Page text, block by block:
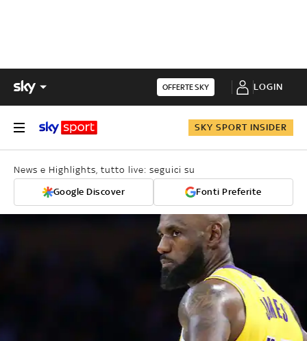
OFFERTE SKY LOGIN
SKY SPORT INSIDER
News e Highlights, tutto live: seguici su
Google Discover Fonti Preferite